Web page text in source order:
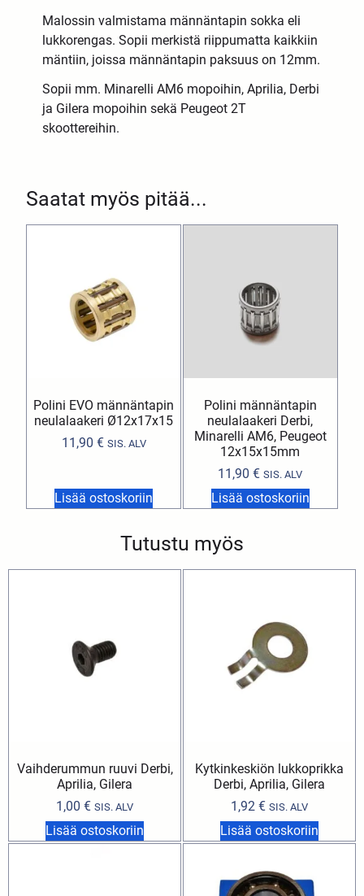
Saatat myös pitää...
Polini EVO männäntapin
neulalaakeri Ø12x17x15
11,90 € SIS. ALV
Lisää ostoskoriin
Polini männäntapin
neulalaakeri Derbi,
Minarelli AM6, Peugeot
12x15x15mm
11,90€ SIS. ALV
Lisää ostoskoriin
Malossin valmistama männäntapin sokka eli
lukkorengas. Sopii merkistä riippumatta kaikkiin
mäntiin, joissa männäntapin paksuus on 12mm.
Sopii mm. Minarelli AM6 mopoihin, Aprilia, Derbi
ja Gilera mopoihin sekä Peugeot 2T
skoottereihin.
Tutustu myös
Vaihderummun ruuvi Derbi,
Aprilia, Gilera
1,00 € SIS. ALV
Lisää ostoskoriin
Kytkinkeskiön lukkoprikka
Derbi, Aprilia, Gilera
1,92 € SIS. ALV
Lisää ostoskoriin